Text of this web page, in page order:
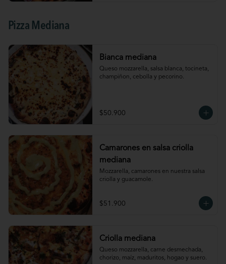
Pizza Mediana
Bianca mediana
Queso mozzarella, salsa blanca, tocineta,
champiñon, cebolla y pecorino.
$50.900
Camarones en salsa criolla
mediana
Mozzarella, camarones en nuestra salsa
criolla y guacamole.
$51.900
Criolla mediana
Queso mozzarella, carne desmechada,
chorizo, maíz, maduritos, hogao y suero.